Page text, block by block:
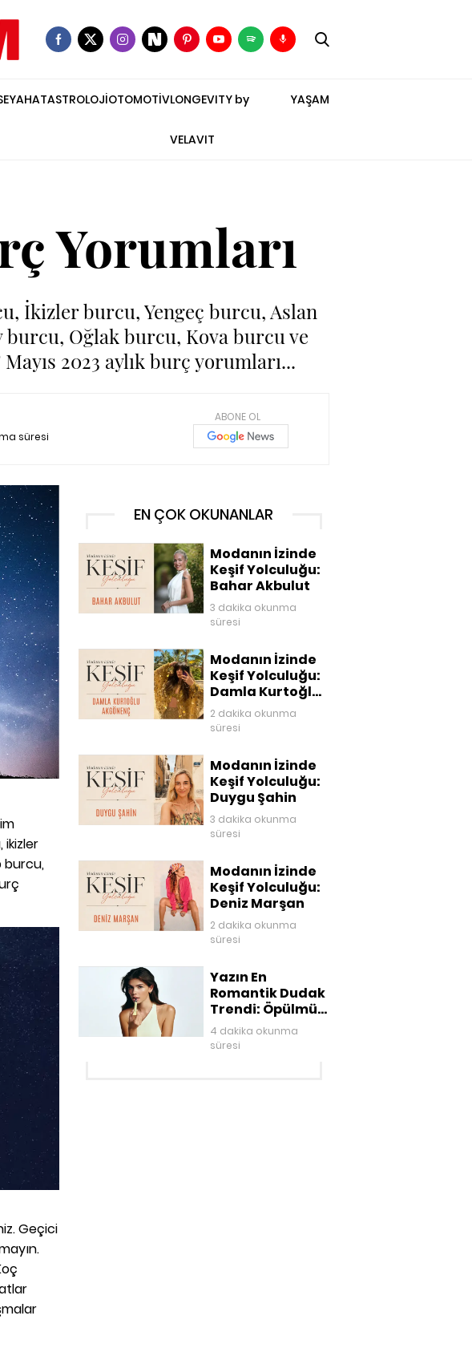
ASTROLOJİOTOMOTİVLONGEVITY by
VELAVIT
YAŞAM
Yorumları
İkizler burcu, Yengeç burcu, Aslan
Oğlak burcu, Kova burcu ve
2023 aylık burç yorumları...
süresi
ABONE OL
ikizler
burcu,
Geçici
EN ÇOK OKUNANLAR
Modanın İzinde
Keşif Yolculuğu:
Bahar Akbulut
3 dakika okunma
süresi
Modanın İzinde
Keşif Yolculuğu:
Damla Kurtoğlu
Akgönenç
2 dakika okunma
süresi
Modanın İzinde
Keşif Yolculuğu:
Duygu Şahin
3 dakika okunma
süresi
Modanın İzinde
Keşif Yolculuğu:
Deniz Marşan
2 dakika okunma
süresi
Yazın En
Romantik Dudak
Trendi: Öpülmüş
Dudaklar
4 dakika okunma
süresi